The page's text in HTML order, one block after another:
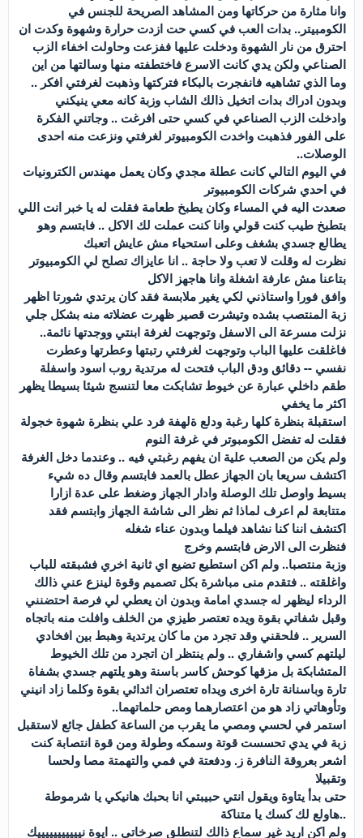
وانا مثارة من حركاتها ومن المشاهد الصريحة للجنس في
الكومبيتر.. بدات العب في كسي حت ازدت حرارة وشهوة وكدت ان
احترق من نار الشهوة ودخلت عليها ففزعت وحاولت اخفاء الزب
الصناعي ولكن يدي كانت الاسرع فاختطفته منها وسالتها من اين
وما الذي تشاهيه فانفجرت بالبكاء فتركتها وذهبت لغرفتي افكر ..
وبدون ادراك بدات اتخيل ذالك الشاب وزبة كانه معي ينيكني
وادخلت الزب الصناعي في كسي حتى افرغت .. وجاتني الفكرة
على الفور فذهبت واخدت الكومبيوتر لغرفتي ونزعت منه احدى
الوصلات..
في اليوم التالي كانت عطلة مجدي وكان يعمل مهندس الكترونيات
في احدي شركات الكومبيوتر
صعدت اليه في المساء وكان يطبخ طعامة فقلت له يا خبر انت اللي
بتطبخ طيب كنت قولي وانا كنت عملت لك الاكل .. فابتسم وهو
يطالع جسدي بشغف وعلى استحياء مش عايش اتعبك
نظرت له وقلت لا تعب ولا حاجة .. انا عايزاك تصلح لي الكومبيوتر
بتاعنا مش عارفة اشغلة وانا هاجهز الاكل
وافق فورا واستاذني لكي يغير ملابسة فقد كان يرتدي شورتا اظهر
زبة المنتصب بشده وتيشرت قصير ظهرت عضلاته منه بشكل جلي
نزلت مسرعة الى الاسفل وتوجهت لغرفة ابنتي ووجدتها نائمة..
فاغلقت عليها الباب وتوجهت لغرفتي رتبتها وعطرتها وعطرت
نفسي -- دقائق ودق الباب فتحت له مرتدية روب اسود واسفلة
طقم داخلي عبارة عن خيوط تشابكت معا لتنسج شيئا بسيطا يظهر
اكثر ما يخفي
استقبلة بنظرة كلها رغبة ودلع ةلهفة فرد علي بنظرة شهوة خجولة
فقلت له تفضل الكومبوتر في غرفة النوم
ولم يكن من الصعب علية ان يفهم رغبتي فيه .. وعندما دخل الغرفة
اكتشف سريعا بان الجهاز عطل بالعمد فابتسم وقال ده شيء
بسيط واوصل تلك الوصلة وادار الجهاز وضغط على عدة ازارا
متتابعة لم اعرف لماذا ثم نظر الى شاشة الجهاز وابتسم فقد
اكتشف اننا كنا نشاهد فيلما وبدون عناء شغله
فنظرت الى الارض فابتسم وخرج
وزبة منتصبا.. ولم اكن استطيع تضيع اي ثانية اخري فشبقته للباب
واغلقته .. فتقدم منى مباشرة بكل تصميم وقوة لينزع عني ذالك
الرداء ليظهر له جسدي امامة وبدون ان يعطي لي فرصة احتضنني
وقبل شفاتي بقوة ويده تعتصر طيزي من الخلف وافلت منه باتجاه
السرير .. فلحقني وقد تجرد من ما كان يرتدية وهبط بين افخادي
ليلتهم كسي واشفاري .. ولم ينتظر ان اتجرد من تلك الخيوط
المتشابكة بل مزقها كوحش كاسر باسنة وهو يلتهم جسدي بشفاة
تارة وباسنانة تارة اخرى ويداه تعتصران اثدائي بقوة وكلما زاد انيني
وتأوهاتي زاد هو من اعتصارهما ومص حلماتهما..
استمر في لحسي ومصي ما يقرب من الساعة كطفل جائع لاستقبل
زبة في يدي تحسست قوتة وسمكه وطولة ومن قوة انتصابة كنت
اشعر بعروقة النافرة ز. ودفعتة في فمي والتهمتة مصا ولحسا
وتقبيلا
حتى بدأ يتاوة ويقول انتي حبيبتي انا بحبك هانيكي يا شرموطة
..هاولع لك كسك يا متناكة
ولم اكن اريد غير سماع ذالك لتنطلق صرخاتي .. ايوة نيييييييييييك